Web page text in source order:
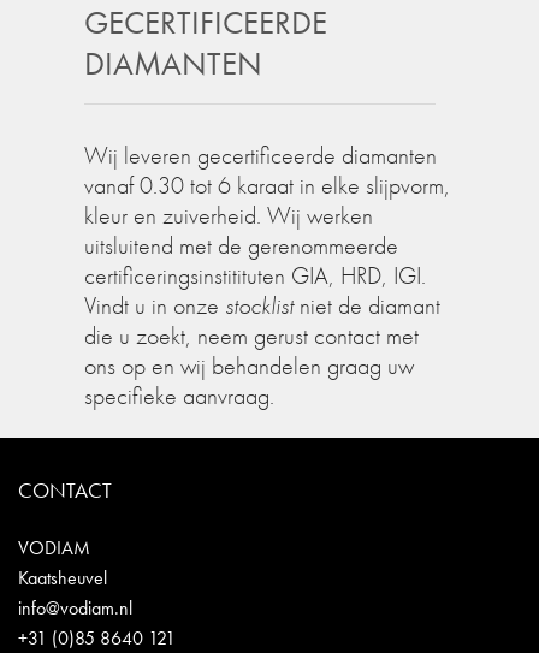
GECERTIFICEERDE
DIAMANTEN
Wij leveren gecertificeerde diamanten
vanaf 0.30 tot 6 karaat in elke slijpvorm,
kleur en zuiverheid. Wij werken
uitsluitend met de gerenommeerde
certificeringsinstitituten GIA, HRD, IGI.
Vindt u in onze stocklistniet de diamant
die u zoekt, neem gerust contact met
ons op en wij behandelen graag uw
specifieke aanvraag.
CONTACT
VODIAM
Kaatsheuvel
info@vodiam.nl
+31 (0)85 8640 121